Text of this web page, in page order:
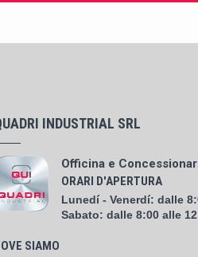
INDUSTRIAL SRL
Officina e
ORARI D'APERTURA
Lunedí - Venerdí: dalle
Sabato: dalle 8:00 alle
SIAMO